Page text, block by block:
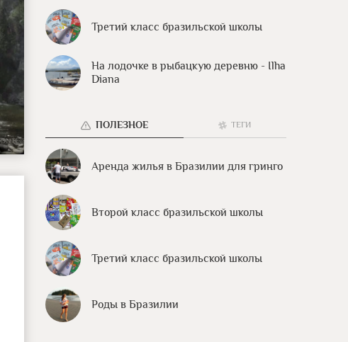
Третий класс бразильской школы
На лодочке в рыбацкую деревню - Ilha
Diana
ПОЛЕЗНОЕ ТЕГИ
Аренда жилья в Бразилии для гринго
Второй класс бразильской школы
Третий класс бразильской школы
Роды в Бразилии